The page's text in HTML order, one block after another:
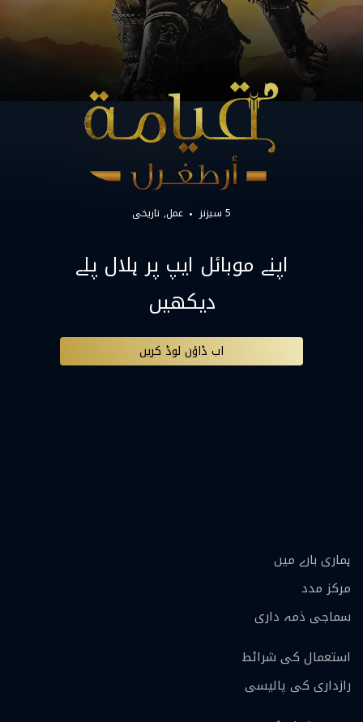
5 سیزنز عمل تاریخی
اپنے موبائل ایپ پر ہلال پلے
دیکھیں
اب ڈاؤن لوڈ کریں
ہماری بارے ميں
مرکز مدد
سماجی ذمہ داری
استعمال کی شرائط
رازداری کی پالیسی